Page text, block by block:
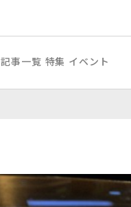
記事一覧 特集 イベント